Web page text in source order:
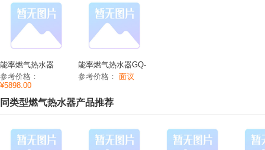
能率燃气热水器
JSQ31-D2功能参数/
价格/图片
参考价格：
¥5898.00
能率燃气热水器GQ-
2037WS-H-1功能参
数/价格/图片
参考价格： 面议
同类型燃气热水器产品推荐